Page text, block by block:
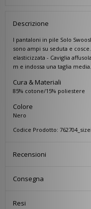
Descrizione
I pantaloni in pile Solo
sono ampi su seduta e
elasticizzata - Caviglia
m e indossa una taglia media.
Cura & Materiali
85% cotone/15% poliestere
Colore
Nero
Codice Prodotto:
Recensioni
Consegna
Resi